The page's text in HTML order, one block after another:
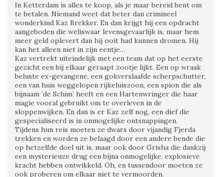
In Ketterdam is alles te koop, als je maar bereid bent om
te betalen. Niemand weet dat beter dan crimineel
wonderkind Kaz Brekker. En dan krijgt hij een opdracht
aangeboden die weliswaar levensgevaarlijk is, maar hem
meer geld oplevert dan hij ooit had kunnen dromen. Hij
kan het alleen niet in zijn eentje…
Kaz vertrekt uiteindelijk met een team dat op het eerste
gezicht een bij elkaar geraapt zootje lijkt. Een op wraak
beluste ex-gevangene, een gokverslaafde scherpschutter,
een van huis weggelopen rijkeluiszoon, een spion die als
bijnaam ‘de Schim’ heeft en een Hartenwringer die haar
magie vooral gebruikt om te overleven in de
sloppenwijken. En dan is er Kaz zelf nog, een dief die
gespecialiseerd is in onmogelijke ontsnappingen.
Tijdens hun reis moeten ze dwars door vijandig Fjerda
trekken en worden ze belaagd door een andere bende die
op hetzelfde doel uit is, maar ook door Grisha die dankzij
een mysterieuze drug een bijna onmogelijke, explosieve
kracht hebben ontwikkeld. Oh, en tussendoor moeten ze
ook proberen om elkaar niet te vermoorden.